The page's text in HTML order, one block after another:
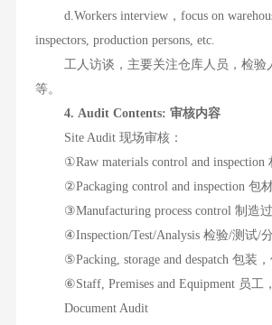
d.Workers interview，focus on
inspectors, production persons, etc.
工人访谈，主要关注仓库人员，检验
等。
4. Audit Contents: 审核内容
Site Audit 现场审核：
①Raw materials control and inspection
②Packaging control and inspection 包
③Manufacturing process control 制造过
④Inspection/Test/Analysis 检验/测试/
⑤Packing, storage and despatch 包装
⑥Staff, Premises and Equipment 员工
Document Audit